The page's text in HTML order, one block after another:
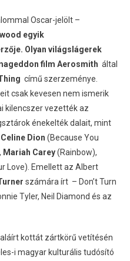
Oscar-jelölt –
egyik
Olyan világslágerek
film Aerosmith által
című szerzeménye.
csak kevesen nem ismerik
kilencszer vezették az
énekelték dalait, mint
Celine Dion (Because You
Mariah Carey(Rainbow),
Love). Emellett az Albert
számára írt – Don’t Turn
Tyler, Neil Diamond és az
kottát zártkörű vetítésén
i magyar kulturális tudósító